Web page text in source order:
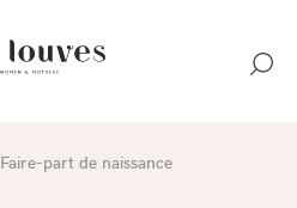
Faire-part de naissance